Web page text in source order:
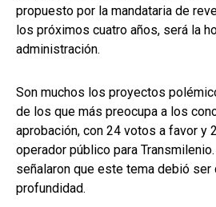
propuesto por la mandataria de
los próximos cuatro años, será la
administración.
Son muchos los proyectos
de los que más preocupa a los
aprobación, con 24 votos a favor y
operador público para
señalaron que este tema debió ser
profundidad.